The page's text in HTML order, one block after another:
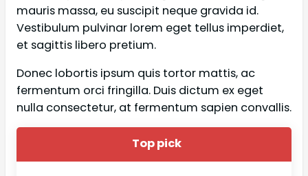
mauris massa, eu suscipit neque gravida id.
Vestibulum pulvinar lorem eget tellus imperdiet,
et sagittis libero pretium.
Donec lobortis ipsum quis tortor mattis, ac
fermentum orci fringilla. Duis dictum ex eget
nulla consectetur, at fermentum sapien convallis.
Top pick